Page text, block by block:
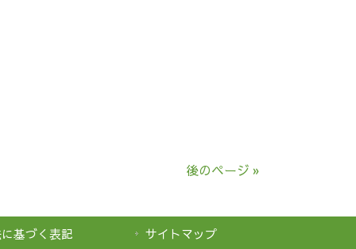
後のページ »
基づく表記 サイトマップ